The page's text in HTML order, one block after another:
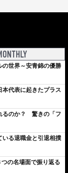
の世界～安青錦の優勝
本代表に起きたプラス
るのか？ 驚きの「フ
いる退職金と引退相撲
の名場面で振り返る